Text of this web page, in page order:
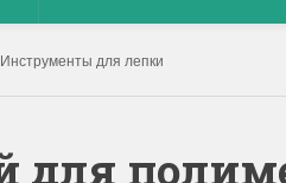
Инструменты для лепки
для